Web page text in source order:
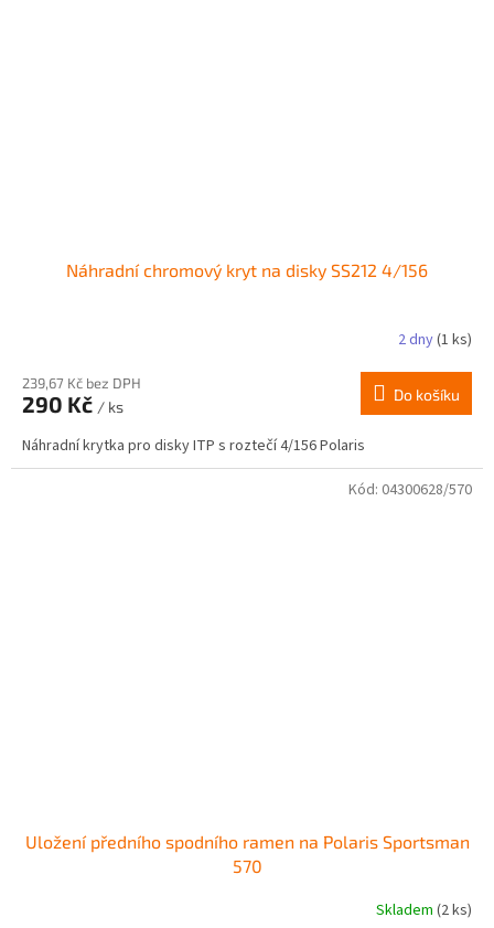
Náhradní chromový kryt na disky SS212 4/156
2 dny(1 ks)
239,67 Kč bez DPH
290 Kč / ks
Do košíku
Náhradní krytka pro disky ITP s roztečí 4/156 Polaris
Uložení předního spodního ramen na Polaris Sportsman
570
Skladem (2 ks)
Kód: 04300628/570